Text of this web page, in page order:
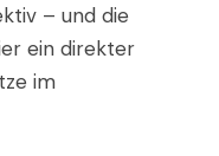
– und die
ein direkter
im